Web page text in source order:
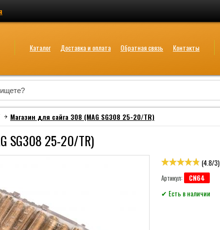
Каталог Доставка и оплата Обратная связь Контакты
Магазин для сайга 308 (MAG SG308 25-20/TR)
SG308 25-20/TR)
(4.8/3)
Артикул: CN64
✔ Есть в наличии